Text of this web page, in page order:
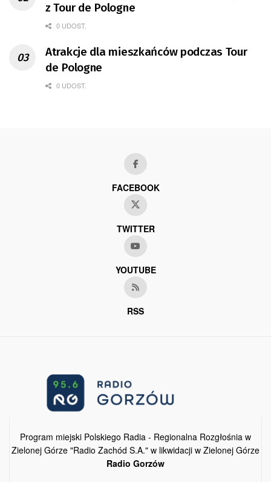
z Tour de Pologne
0 UDOST.
Atrakcje dla mieszkańców podczas Tour
de Pologne
0 UDOST.
FACEBOOK
TWITTER
YOUTUBE
RSS
Program miejski Polskiego Radia - Regionalna Rozgłośnia w
Zielonej Górze "Radio Zachód S.A." w likwidacji w Zielonej Górze
Radio Gorzów